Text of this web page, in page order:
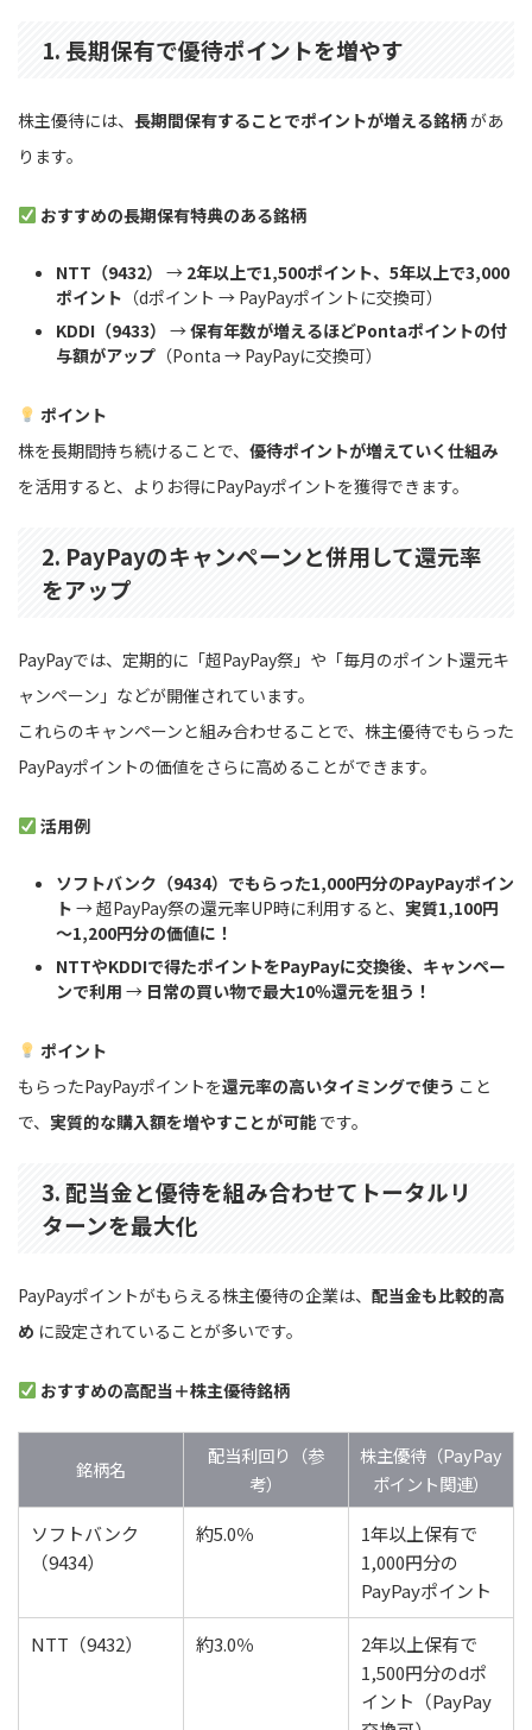
1. 長期保有で優待ポイントを増やす
株主優待には、 長期間保有することでポイントが増える銘柄があ
ります。
おすすめの長期保有特典のある銘柄
NTT（9432） → 2年以上で1,500ポイント、5年以上で3,000
ポイント （dポイント → PayPayポイントに交換可）
KDDI（9433） →保有年数が増えるほどPontaポイントの付
与額がアップ （Ponta → PayPayに交換可）
ポイント
株を長期間持ち続けることで、 優待ポイントが増えていく仕組み
を活用すると、よりお得にPayPayポイントを獲得できます。
2. PayPayのキャンペーンと併用して還元率
をアップ
PayPayでは、定期的に「超PayPay祭」や「毎月のポイント還元キ
ャンペーン」などが開催されています。
これらのキャンペーンと組み合わせることで、株主優待でもらった
PayPayポイントの価値をさらに高めることができます。
活用例
ソフトバンク（9434）でもらった1,000円分のPayPayポイン
ト → 超PayPay祭の還元率UP時に利用すると、 実質1,100円
～1,200円分の価値に！
NTTやKDDIで得たポイントをPayPayに交換後、キャンペー
ンで利用 → 日常の買い物で最大10％還元を狙う！
ポイント
もらったPayPayポイントを還元率の高いタイミングで使う こと
で、 実質的な購入額を増やすことが可能です。
3. 配当金と優待を組み合わせてトータルリ
ターンを最大化
PayPayポイントがもらえる株主優待の企業は、 配当金も比較的高
め に設定されていることが多いです。
おすすめの高配当＋株主優待銘柄
銘柄名
配当利回り（参
考）
株主優待（PayPay
ポイント関連）
ソフトバンク
（9434）
約5.0％
1年以上保有で
1,000円分の
PayPayポイント
NTT（9432） 約3.0％
2年以上保有で
1,500円分のdポ
イント（PayPay